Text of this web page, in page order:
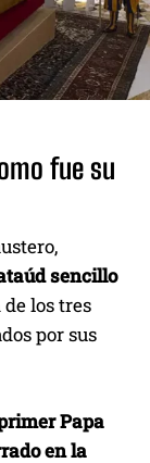
fue su
sencillo
los tres
por sus
Papa
en la